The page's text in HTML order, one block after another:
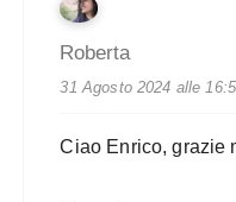
Roberta
31 Agosto 2024 alle
Ciao Enrico, grazie